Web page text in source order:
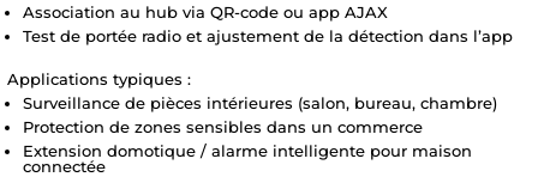
Association au hub via QR-code ou app AJAX
Test de portée radio et ajustement de la détection dans l’app
Applications typiques :
Surveillance de pièces intérieures (salon, bureau, chambre)
Protection de zones sensibles dans un commerce
Extension domotique / alarme intelligente pour maison
connectée